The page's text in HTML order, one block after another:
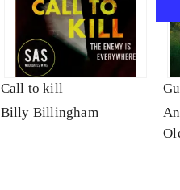
Call to kill
Billy Billingham